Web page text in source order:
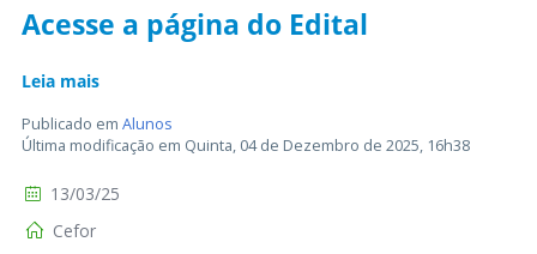
Acesse a página do Edital
Leia mais
Publicado em Alunos
Última modificação em Quinta, 04 de Dezembro de 2025, 16h38
13/03/25
Cefor